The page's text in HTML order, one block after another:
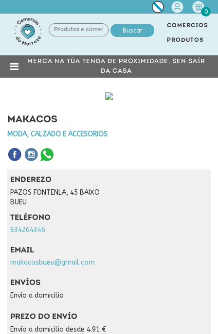
Miña
conta
0
Buscar
COMERCIOS
PRODUTOS
MERCA NA TÚA TENDA DE PROXIMIDADE, SEN SAÍR
DA CASA
MAKACOS
MODA, CALZADO E ACCESORIOS
ENDEREZO
PAZOS FONTENLA, 45 BAIXO
BUEU
TELÉFONO
634264346
EMAIL
makacosbueu@gmail.com
ENVÍOS
Envío a domicilio
PREZO DO ENVÍO
Envío a domicilio desde 4.91 €